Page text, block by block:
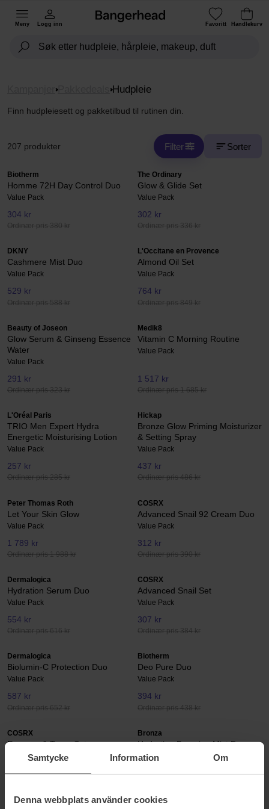
Samtycke Information Om
Denna webbplats använder cookies
Meny Logg inn Favoritt Handlekurv
Pakkedeals Hudpleie
Finn hudpleiesett og pakketilbud til rutinen din.
207 produkter Filter Sorter
Biotherm
Homme 72H Day Control Duo
Value Pack
304 kr
Ordinær pris 380 kr
The Ordinary
Glow & Glide Set
Value Pack
302 kr
Ordinær pris 336 kr
DKNY
Cashmere Mist Duo
Value Pack
529 kr
Ordinær pris 588 kr
L'Occitane en Provence
Almond Oil Set
Value Pack
764 kr
Ordinær pris 849 kr
Beauty of Joseon
Glow Serum & Ginseng Essence
Water
Value Pack
291 kr
Ordinær pris 323 kr
Medik8
Vitamin C Morning Routine
Value Pack
1 517 kr
Ordinær pris 1 685 kr
L'Oréal Paris
TRIO Men Expert Hydra
Energetic Moisturising Lotion
Value Pack
257 kr
Ordinær pris 285 kr
Hickap
Bronze Glow Priming Moisturizer
& Setting Spray
Value Pack
437 kr
Ordinær pris 486 kr
Peter Thomas Roth
Let Your Skin Glow
Value Pack
1 789 kr
Ordinær pris 1 988 kr
COSRX
Advanced Snail 92 Cream Duo
Value Pack
312 kr
Ordinær pris 390 kr
Dermalogica
Hydration Serum Duo
Value Pack
554 kr
Ordinær pris 616 kr
COSRX
Advanced Snail Set
Value Pack
307 kr
Ordinær pris 384 kr
Dermalogica
Biolumin-C Protection Duo
Value Pack
587 kr
Ordinær pris 652 kr
Biotherm
Deo Pure Duo
Value Pack
394 kr
Ordinær pris 438 kr
COSRX
Essence & Toner Set
Value Pack
286 kr
Bronza
Hydrating Bronzing Mist Duo
Value Pack
495 kr